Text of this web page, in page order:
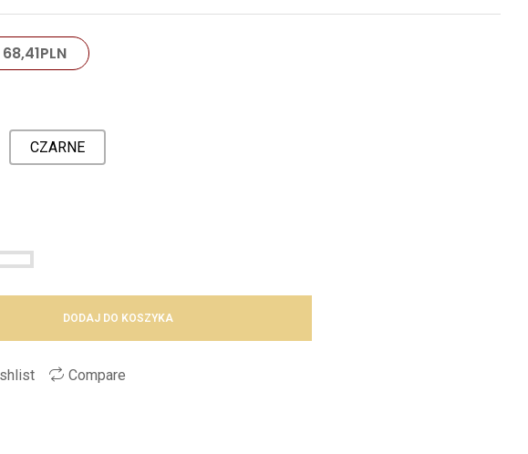
68,41PLN
CZARNE
DODAJ DO KOSZYKA
Compare